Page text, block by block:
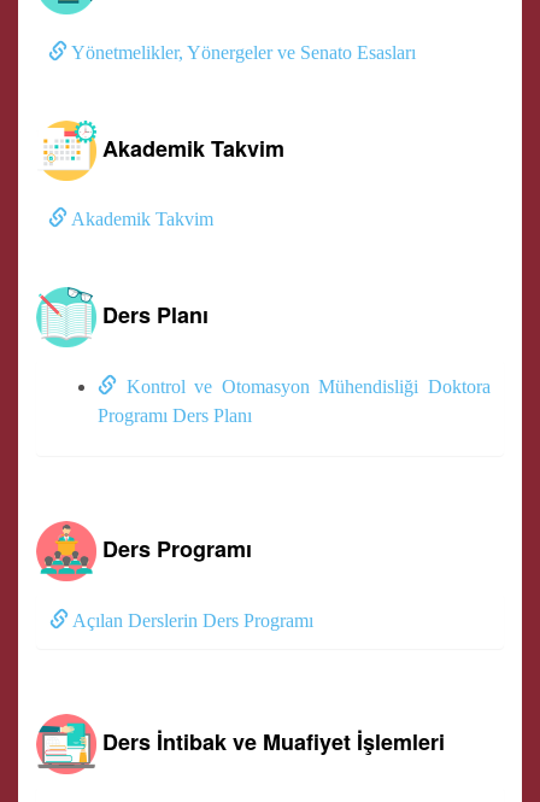
Yönetmelikler, Yönergeler ve Senato Esasları
Akademik Takvim
Akademik Takvim
Ders Planı
Kontrol ve Otomasyon Mühendisliği Doktora
Programı Ders Planı
Ders Programı
Açılan Derslerin Ders Programı
Ders İntibak ve Muafiyet İşlemleri